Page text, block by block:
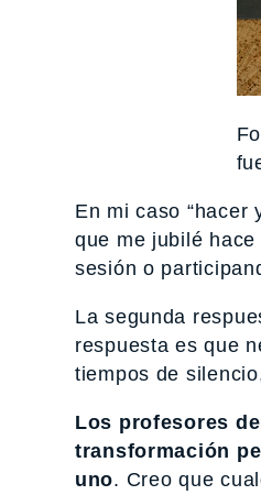
En mi caso
que me jubilé
sesión o
La segunda
respuesta es que
tiempos de
Los profesores
transformación
uno. Creo que